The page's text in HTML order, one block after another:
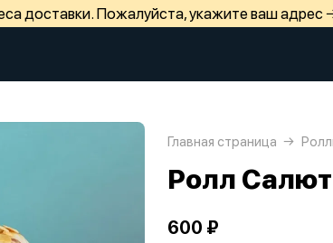
доставки. Пожалуйста, укажите ваш адрес
Главная страница
Ролл Салют
600 ₽